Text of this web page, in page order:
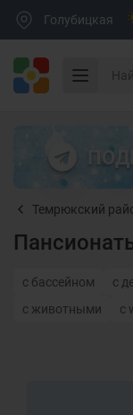
Голубицкая
Темрюкский
с бассейном с
с животными
с